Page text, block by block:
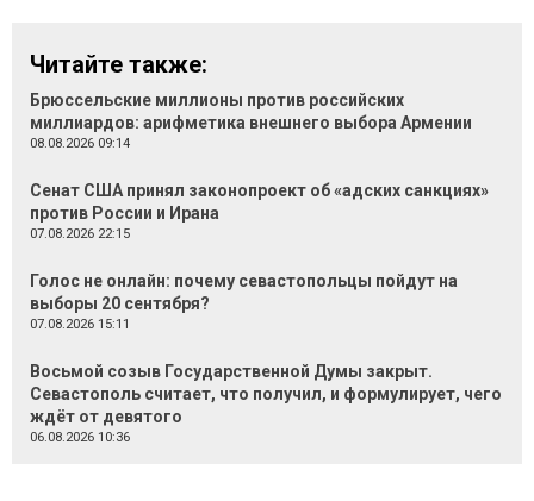
Читайте также:
Брюссельские миллионы против российских
миллиардов: арифметика внешнего выбора Армении
08.08.2026 09:14
Сенат США принял законопроект об «адских санкциях»
против России и Ирана
07.08.2026 22:15
Голос не онлайн: почему севастопольцы пойдут на
выборы 20 сентября?
07.08.2026 15:11
Восьмой созыв Государственной Думы закрыт.
Севастополь считает, что получил, и формулирует, чего
ждёт от девятого
06.08.2026 10:36